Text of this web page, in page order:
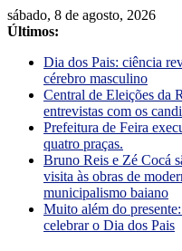
sábado, 8 de agosto, 2026
Últimos:
Dia dos Pais: ciência
cérebro masculino
Central de Eleições da
entrevistas com os
Prefeitura de Feira
quatro praças.
Bruno Reis e Zé Cocá
visita às obras de
municipalismo baiano
Muito além do
celebrar o Dia dos Pais